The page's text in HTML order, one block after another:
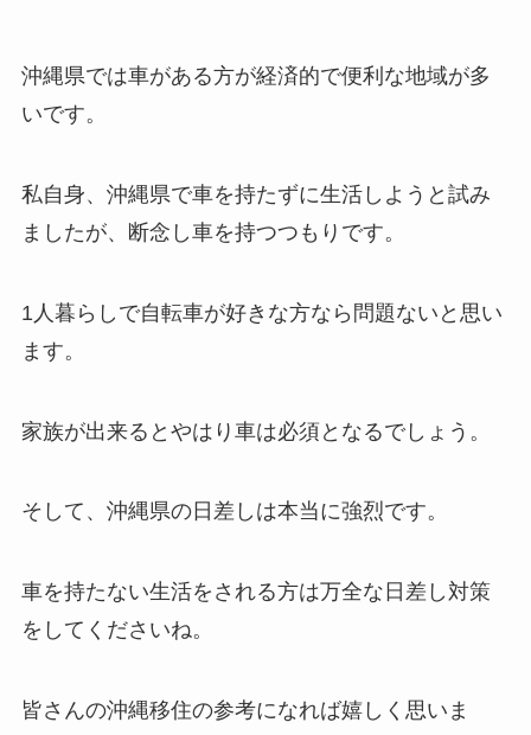
沖縄県では車がある方が経済的で便利な地域が多
いです。
私自身、沖縄県で車を持たずに生活しようと試み
ましたが、断念し車を持つつもりです。
1人暮らしで自転車が好きな方なら問題ないと思い
ます。
家族が出来るとやはり車は必須となるでしょう。
そして、沖縄県の日差しは本当に強烈です。
車を持たない生活をされる方は万全な日差し対策
をしてくださいね。
皆さんの沖縄移住の参考になれば嬉しく思いま